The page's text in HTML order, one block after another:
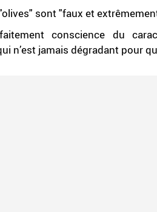
sont "faux et
conscience du
n’est jamais dégradant pour